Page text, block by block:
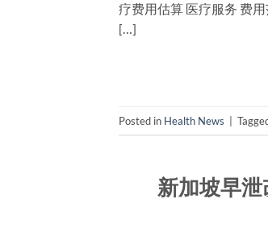
疗费用估算 医疗服务 费
[…]
Posted in Health News |
新加坡早